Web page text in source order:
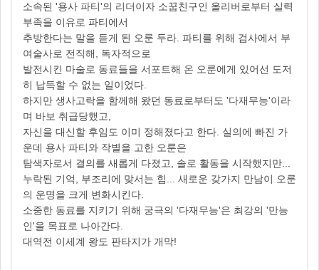
소속된 '용사 파티'의 리더이자 소꿉친구인 올리버로부터 실력
부족을 이유로 파티에서
추방한다는 말을 듣게 된 오룬 두라. 파티를 위해 검사에서 부
여술사로 전직해, 독자적으로
발전시킨 마술로 동료들을 서포트해 온 오룬에게 있어선 도저
히 납득할 수 없는 일이었다.
하지만 생사고락을 함께해 왔던 동료로부터도 '다재무능'이라
며 바보 취급당했고,
자신을 대신할 후임도 이미 정해졌다고 한다. 실의에 빠진 가
운데 용사 파티와 작별을 고한 오룬은
탐색자로서 결의를 새롭게 다졌고, 솔로 활동을 시작했지만...
누락된 기억, 부조리에 맞서는 힘... 새로운 갖가지 만남이 오룬
의 운명을 크게 변화시킨다.
소중한 동료를 지키기 위해 궁극의 '다재무능'은 최강의 '만능
인'을 목표로 나아간다.
대역전 이세계 왕도 판타지가 개막!